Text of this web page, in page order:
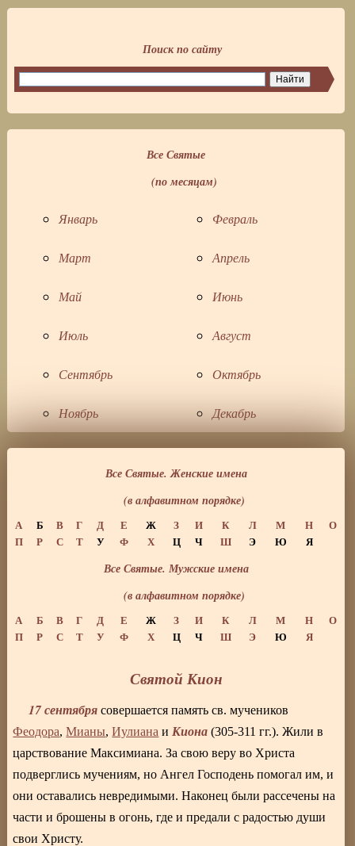
Все Святые
(по месяцам)
Январь Февраль
Март Апрель
Май Июнь
Июль Август
Сентябрь Октябрь
Ноябрь Декабрь
Все Святые. Женские имена
(в алфавитном порядке)
А Б В Г Д Е Ж З И К Л М Н
О
П
Р С Т У Ф Х Ц Ч Ш Э Ю Я
Все Святые. Мужские имена
(в алфавитном порядке)
А Б В Г Д Е Ж З И К Л М Н
О
П
Р С Т У Ф Х Ц Ч Ш Э Ю Я
Святой Кион
17 сентября совершается память св. мучеников
Феодора,Мианы,Иулиана и Киона (305-311 гг.). Жили в
царствование Максимиана. За свою веру во Христа
подверглись мучениям, но Ангел Господень помогал им, и
они оставались невредимыми. Наконец были рассечены на
части и брошены в огонь, где и предали с радостью души
свои Христу.
Поиск по сайту